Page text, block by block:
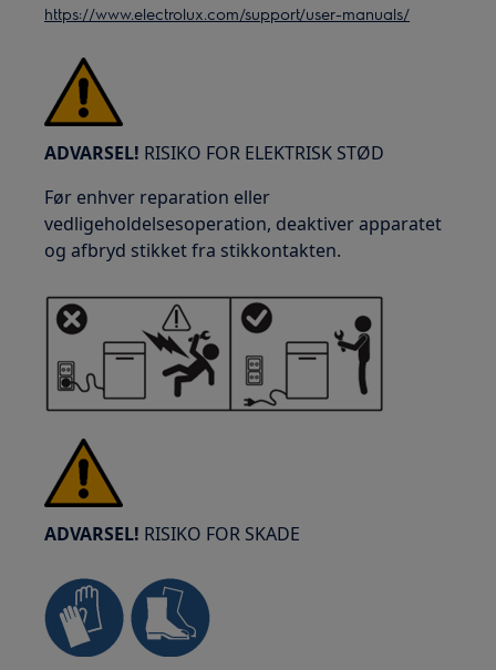
https://www.electrolux.com/support/user-manuals/
ADVARSEL! RISIKO FOR ELEKTRISK STØD
Før enhver reparation eller
vedligeholdelsesoperation, deaktiver apparatet
og afbryd stikket fra stikkontakten.
ADVARSEL! RISIKO FOR SKADE